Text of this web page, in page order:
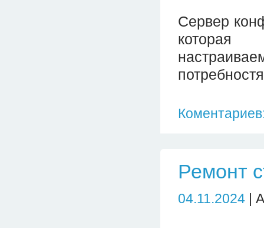
Сервер
которая
Ремонт
04.11.2024 |